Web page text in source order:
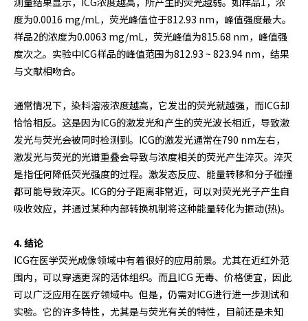
度为0.0016 mg/mL，荧光峰值位于812.93 nm，峰值强度最大。
样品2的浓度为0.0063 mg/mL，荧光峰值为815.68 nm，峰值强
度次之。实验中ICG样品的峰值范围为812.93 ~ 823.94 nm，结果
与文献相吻合。
通常情况下，染料溶液浓度越高，它发出的荧光就越强，而ICG却
恰恰相反。这是因为ICG的激发光和产生的荧光波长相近，导致激
发光与荧光会被同时检测到。ICG的激发光通常在790 nm左右，
激发光与荧光的光谱重叠会导致与浓度相关的荧光产生淬灭。淬灭
是指任何降低荧光强度的过程。激发态反应、能量转移和分子碰撞
都可能导致淬灭。ICG的分子距离非常近，可以对荧光光子产生自
吸收效应，并通过某种内部转换机制将这种能量转化为振动(热)。
4. 结论
ICG在医学荧光成像领域中有着很好的应用前景。尤其在近红外范
围内，可以穿透更深的活体组织。而且ICG 无毒、价格便宜，因此
可以广泛应用在医疗领域中。但是，仍需对ICG进行进一步测试和
实验。它的许多特性，尤其是与荧光有关的特性，目前还是未知